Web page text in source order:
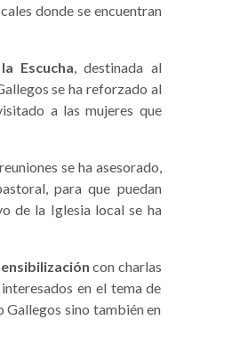
donde se encuentran
Escucha , destinada al
se ha reforzado al
a las mujeres que
se ha asesorado,
para que puedan
de la Iglesia local se ha
con charlas
en el tema de
Gallegos sino también en